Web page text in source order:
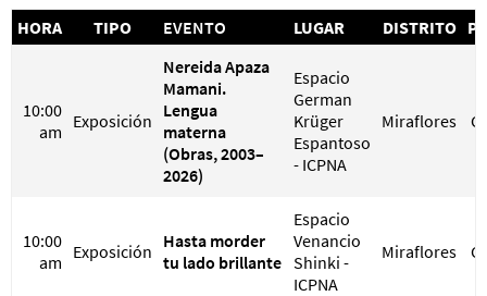
HORA TIPO EVENTO LUGAR DISTRITO
10:00
am Exposición
Nereida Apaza
Mamani.
Lengua
materna
(Obras, 2003–
2026)
Espacio
German
Krüger
Espantoso
- ICPNA
Miraflores
10:00
am Exposición Hasta morder
tu lado brillante
Espacio
Venancio
Shinki -
ICPNA
Miraflores